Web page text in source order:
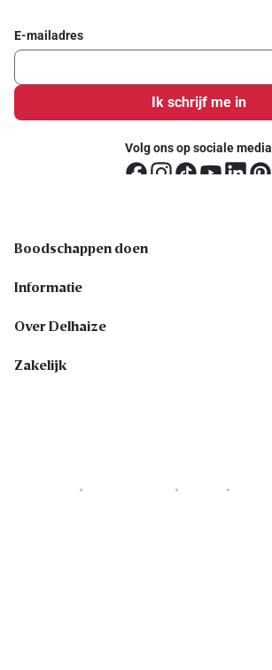
E-mailadres
Ik schrijf me in
Volg ons op sociale media
Boodschappen doen
Informatie
Over Delhaize
Zakelijk